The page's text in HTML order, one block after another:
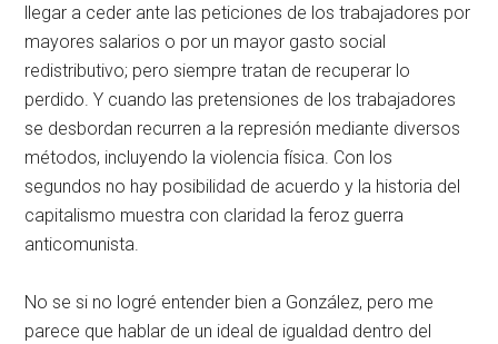
llegar a ceder ante las peticiones de los trabajadores por
mayores salarios o por un mayor gasto social
redistributivo; pero siempre tratan de recuperar lo
perdido. Y cuando las pretensiones de los trabajadores
se desbordan recurren a la represión mediante diversos
métodos, incluyendo la violencia física. Con los
segundos no hay posibilidad de acuerdo y la historia del
capitalismo muestra con claridad la feroz guerra
anticomunista.
No se si no logré entender bien a González, pero me
parece que hablar de un ideal de igualdad dentro del